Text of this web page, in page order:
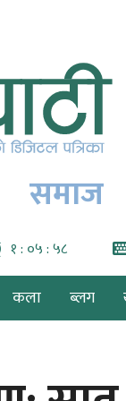
समाज
१ : ०६ : ००
कला ब्लग